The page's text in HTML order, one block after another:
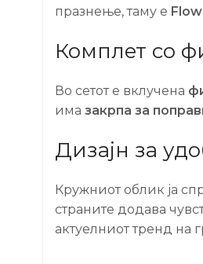
празнење, таму е
Комплет со
Во сетот е вклучена
има закрпа за
Дизајн за
Кружниот облик ја
страните додава
актуелниот тренд на